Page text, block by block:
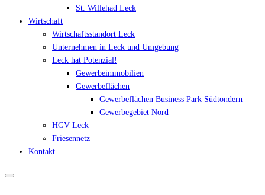
St. Willehad Leck
Wirtschaft
Wirtschaftsstandort Leck
Unternehmen in Leck und Umgebung
Leck hat Potenzial!
Gewerbeimmobilien
Gewerbeflächen
Gewerbeflächen Business Park Südtondern
Gewerbegebiet Nord
HGV Leck
Friesennetz
Kontakt